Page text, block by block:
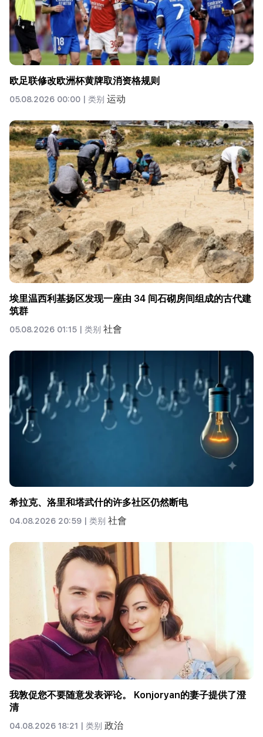
欧足联修改欧洲杯黄牌取消资格规则
05.08.2026 00:00 | 类别 运动
埃里温西利基扬区发现一座由 34 间石砌房间组成的古代建
筑群
05.08.2026 01:15 | 类别 社會
希拉克、洛里和塔武什的许多社区仍然断电
04.08.2026 20:59 | 类别 社會
我敦促您不要随意发表评论。 Konjoryan的妻子提供了澄
清
04.08.2026 18:21 | 类别 政治